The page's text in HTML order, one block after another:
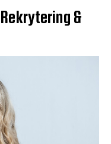
&